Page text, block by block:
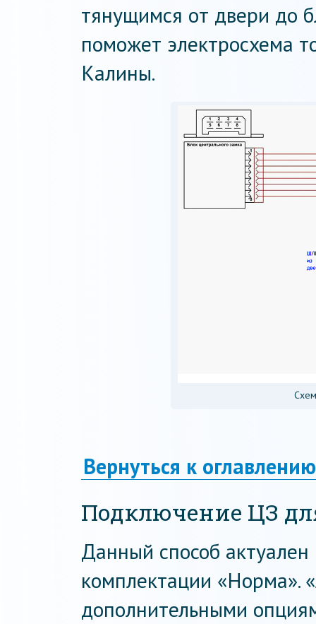
тянущимся от двери до
поможет электросхема
Калины.
Вернуться к оглавлению
Подключение ЦЗ
Данный способ
комплектации «Норма».
дополнительными